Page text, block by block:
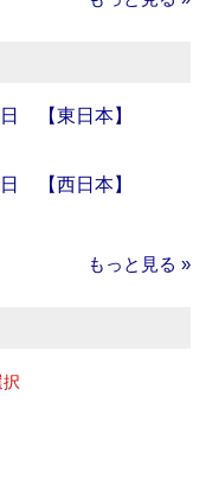
【東日本】
【西日本】
もっと見る »